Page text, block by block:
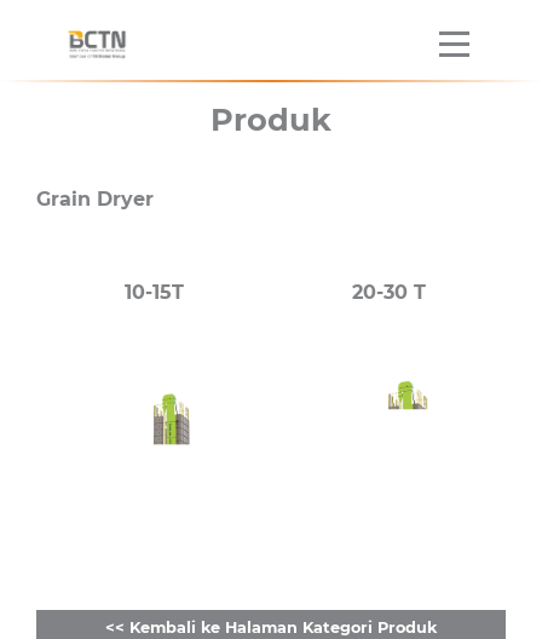
Produk
Grain Dryer
10-15T 20-30 T
<< Kembali ke Halaman Kategori Produk